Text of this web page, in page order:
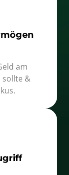
am
sollte &